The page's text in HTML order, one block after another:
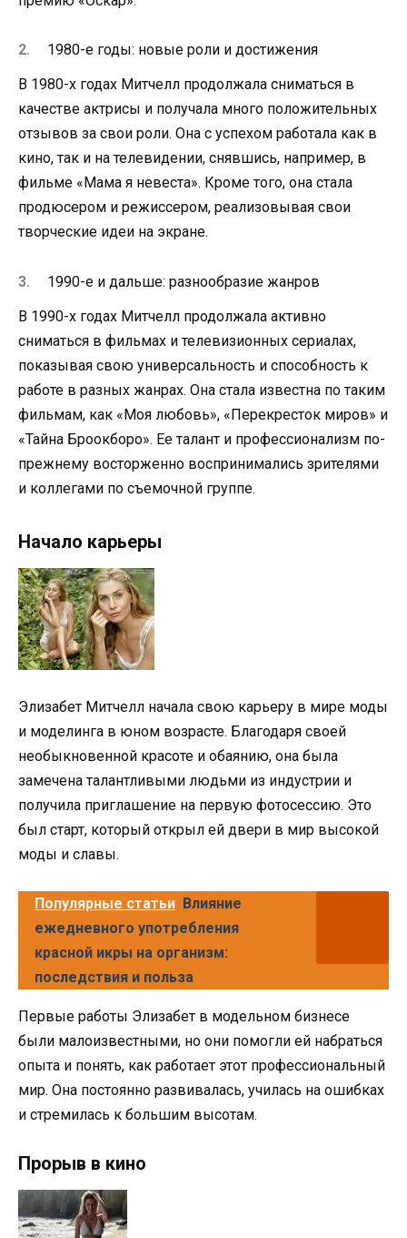
1980-е годы: новые роли и достижения
В 1980-х годах Митчелл продолжала сниматься в
качестве актрисы и получала много положительных
отзывов за свои роли. Она с успехом работала как в
кино, так и на телевидении, снявшись, например, в
фильме «Мама я невеста». Кроме того, она стала
продюсером и режиссером, реализовывая свои
творческие идеи на экране.
1990-е и дальше: разнообразие жанров
В 1990-х годах Митчелл продолжала активно
сниматься в фильмах и телевизионных сериалах,
показывая свою универсальность и способность к
работе в разных жанрах. Она стала известна по таким
фильмам, как «Моя любовь», «Перекресток миров» и
«Тайна Броокборо». Ее талант и профессионализм по-
прежнему восторженно воспринимались зрителями
и коллегами по съемочной группе.
Начало карьеры
Элизабет Митчелл начала свою карьеру в мире моды
и моделинга в юном возрасте. Благодаря своей
необыкновенной красоте и обаянию, она была
замечена талантливыми людьми из индустрии и
получила приглашение на первую фотосессию. Это
был старт, который открыл ей двери в мир высокой
моды и славы.
Популярные статьи Влияние
ежедневного употребления
красной икры на организм:
последствия и польза
Первые работы Элизабет в модельном бизнесе
были малоизвестными, но они помогли ей набраться
опыта и понять, как работает этот профессиональный
мир. Она постоянно развивалась, училась на ошибках
и стремилась к большим высотам.
Прорыв в кино